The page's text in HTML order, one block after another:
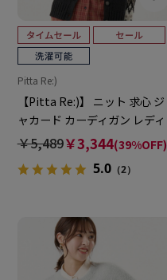
Pitta Re:)
【Pitta Re:)】 ニット 求心 ジ
ャカード カーディガン レディ
ース
￥5,489￥3,344(39%OFF)
5.0（2）